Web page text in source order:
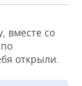
вместе со
открыли.